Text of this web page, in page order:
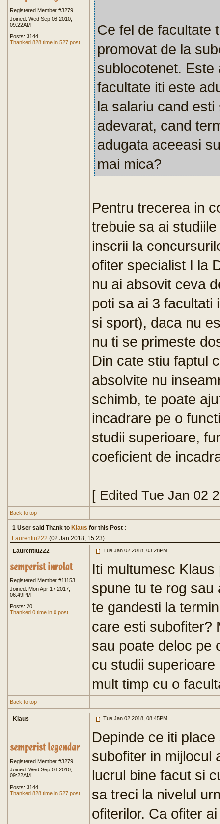
Registered Member #3279
Joined: Wed Sep 08 2010,
09:22AM
Posts: 3144
Thanked 828 time in 527 post
Ce fel de facultate
promovat de la
sublocotenet.
facultate iti este
la salariu cand
adevarat, cand
adugata aceeasi
mai mica?
Pentru trecerea in
trebuie sa ai
inscrii la
ofiter specialist I la
nu ai absovit ceva
poti sa ai 3 facultati
si sport), daca nu
nu ti se primeste
Din cate stiu faptul
absolvite nu
schimb, te poate
incadrare pe o
studii superioare,
coeficient de
[ Edited Tue Jan 02
Back to top
1 User said Thank to Klaus for this Post :
Laurentiu222 (02 Jan 2018, 15:23)
Laurentiu222
Tue Jan 02 2018, 03:28PM
Registered Member #11153
Joined: Mon Apr 17 2017,
06:49PM
Posts: 20
Thanked 0 time in 0 post
Iti multumesc
spune tu te rog sau
te gandesti la
care esti subofiter?
sau poate deloc pe
cu studii
mult timp cu o
Back to top
Klaus Tue Jan 02 2018, 08:45PM
Registered Member #3279
Joined: Wed Sep 08 2010,
09:22AM
Posts: 3144
Thanked 828 time in 527 post
Depinde ce iti
subofiter in mijlocul
lucrul bine facut si
sa treci la nivelul
ofiterilor. Ca ofiter